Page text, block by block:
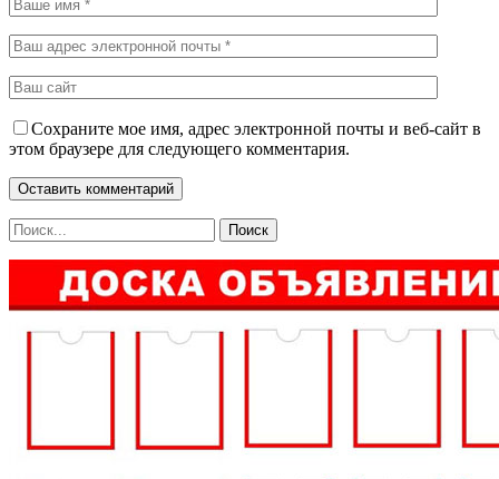
Сохраните мое имя, адрес электронной почты и веб-сайт в
этом браузере для следующего комментария.